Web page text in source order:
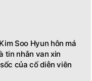
Soo Hyun hôn má
tin nhắn van xin
của cố diễn viên